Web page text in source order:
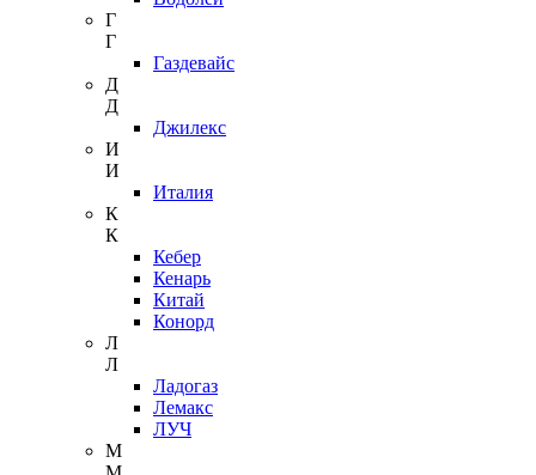
Г
Г
Газдевайс
Д
Д
Джилекс
И
И
Италия
К
К
Кебер
Кенарь
Китай
Конорд
Л
Л
Ладогаз
Лемакс
ЛУЧ
М